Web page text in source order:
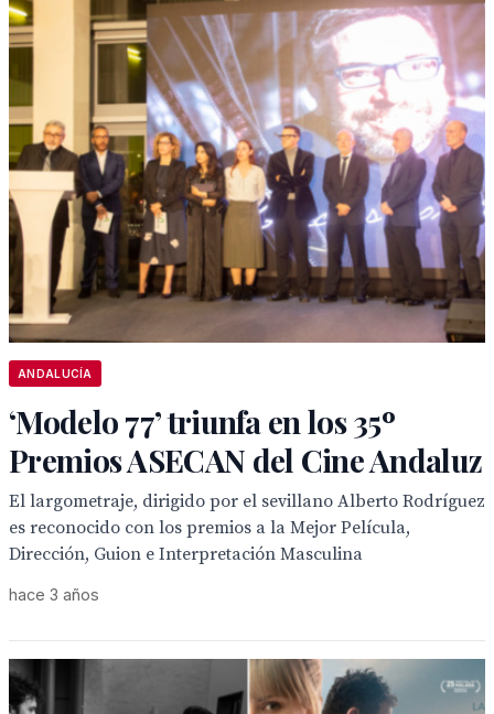
ANDALUCÍA
‘Modelo 77’ triunfa en los 35º
Premios ASECAN del Cine Andaluz
El largometraje, dirigido por el sevillano Alberto Rodríguez
es reconocido con los premios a la Mejor Película,
Dirección, Guion e Interpretación Masculina
hace 3 años